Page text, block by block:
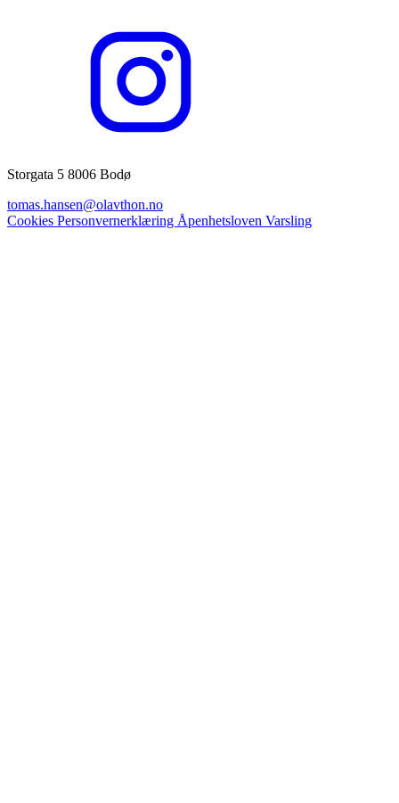
Storgata 5 8006 Bodø
tomas.hansen@olavthon.no
Cookies Personvernerklæring Åpenhetsloven Varsling